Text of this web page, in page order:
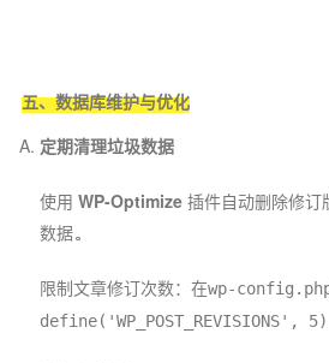
五、数据库维护与优化
定期清理垃圾数据
使用 WP-Optimize插件自动删除修订
数据。
限制文章修订次数：在wp-
define('WP_POST_REVISIONS', 5)